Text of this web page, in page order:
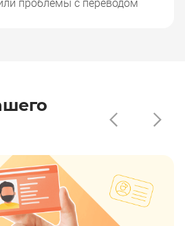
проблемы с переводом